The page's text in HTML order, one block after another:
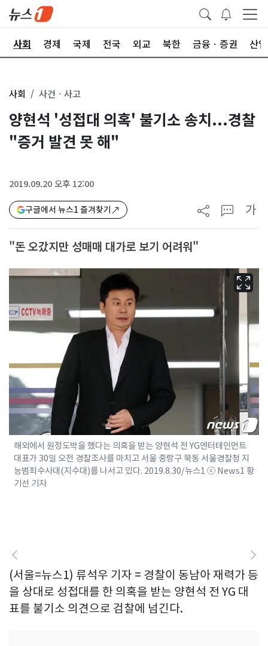
사회 경제 국제 전국 외교 북한 금융ㆍ증권 산업
사회 사건ㆍ사고
양현석 '성접대 의혹' 불기소 송치...경찰
"증거 발견 못 해"
2019.09.20 오후 12:00
구글에서 뉴스1 즐겨찾기 가
"돈 오갔지만 성매매 대가로 보기 어려워"
해외에서 원정도박을 했다는 의혹을 받는 양현석 전 YG엔터테인먼트
대표가 30일 오전 경찰조사를 마치고 서울 중랑구 묵동 서울경찰청 지
능범죄수사대(지수대)를 나서고 있다. 2019.8.30/뉴스1 ⓒ News1 황
기선 기자
(서울=뉴스1) 류석우 기자 = 경찰이 동남아 재력가 등
을 상대로 성접대를 한 의혹을 받는 양현석 전 YG 대
표를 불기소 의견으로 검찰에 넘긴다.